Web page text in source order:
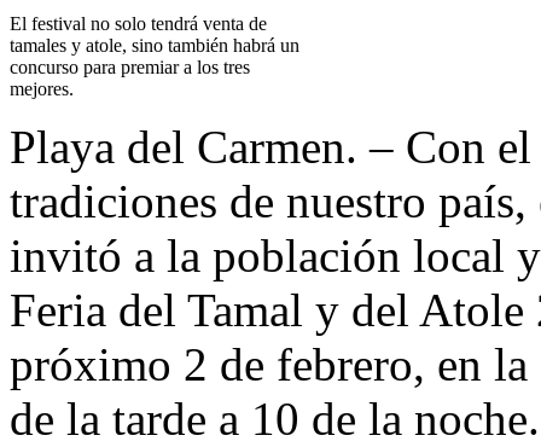
El festival no solo tendrá venta de
tamales y atole, sino también habrá un
concurso para premiar a los tres
mejores.
Playa del Carmen. – Con
tradiciones de nuestro
invitó a la población local
Feria del Tamal y del Atole
próximo 2 de febrero, en
de la tarde a 10 de la noche.